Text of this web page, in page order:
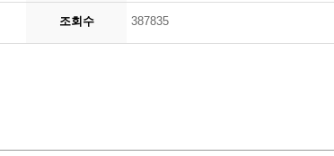
조회수 387835